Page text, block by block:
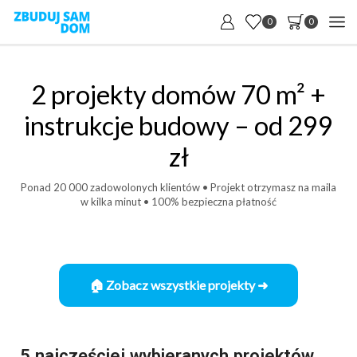
0 0
2 projekty domów 70 m² +
instrukcje budowy – od 299
zł
Ponad 20 000 zadowolonych klientów • Projekt otrzymasz na maila
w kilka minut • 100% bezpieczna płatność
🏠 Zobacz wszystkie projekty ➜